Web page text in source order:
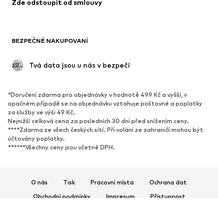
Plavky
Příležitosti
Upcyklace
Nové
Oblíbené
Tenisky
Lodičky & boty na podpatku
Kozačky
Sandály
Exkluzivně
Zde odstoupit od smlouvy
BEZPEČNÉ NAKUPOVANÍ
Tvá data jsou u nás v bezpečí
*Doručení zdarma pro objednávky v hodnotě 499 Kč a vyšší, v
opačném případě se na objednávku vztahuje poštovné a poplatky
za služby ve výši 49 Kč.
Nejnižší celková cena za posledních 30 dní před snížením ceny.
****Zdarma ze všech českých sítí. Při volání ze zahraničí mohou být
účtovány poplatky.
******Všechny ceny jsou včetně DPH.
O nás Tisk Pracovní místa
Ochrana dat
Obchodní podmínky
Impresum
Přístupnost